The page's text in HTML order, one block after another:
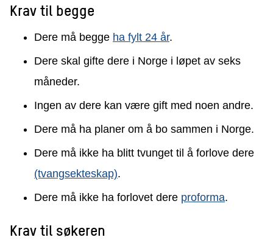
Krav til begge
Dere må begge ha fylt 24 år.
Dere skal gifte dere i Norge i løpet av seks
måneder.
Ingen av dere kan være gift med noen andre.
Dere må ha planer om å bo sammen i Norge.
Dere må ikke ha blitt tvunget til å forlove dere
(tvangsekteskap).
Dere må ikke ha forlovet dere proforma.
Krav til søkeren